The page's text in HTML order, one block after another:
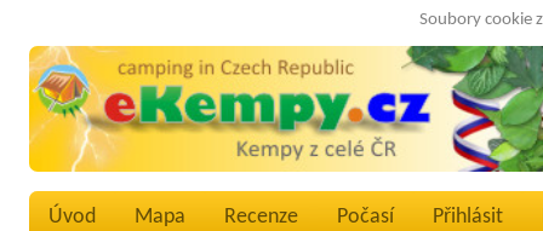
Soubory cookie
Úvod Mapa Recenze Počasí Přihlásit